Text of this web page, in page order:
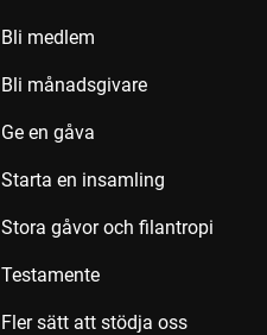
Bli medlem
Bli månadsgivare
Ge en gåva
Starta en insamling
Stora gåvor och filantropi
Testamente
Fler sätt att stödja oss